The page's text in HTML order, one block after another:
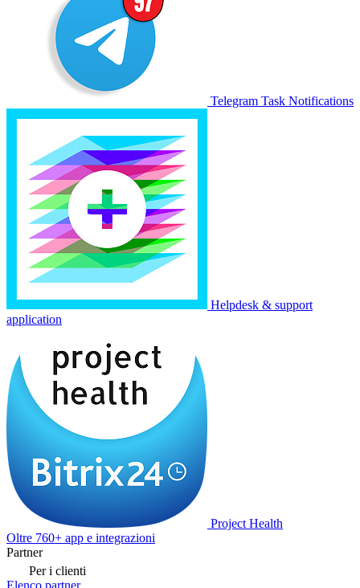
Telegram Task Notifications
Helpdesk & support
application
Project Health
Oltre 760+ app e integrazioni
Partner
Per i clienti
Elenco partner